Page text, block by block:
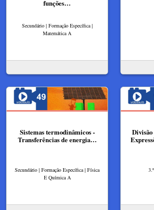
funções…
Secundário | Formação Específica |
Matemática A
Sistemas termodinâmicos -
Transferências de energia…
Secundário | Formação Específica | Física
E Química A